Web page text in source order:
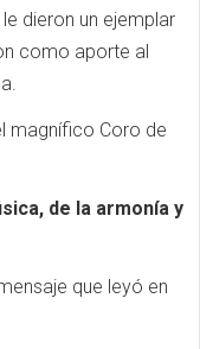
dieron un ejemplar
como aporte al
magnífico Coro de
de la armonía y
que leyó en